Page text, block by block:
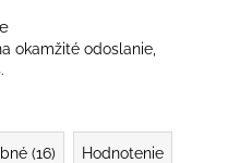
okamžité odoslanie,
(16) Hodnotenie